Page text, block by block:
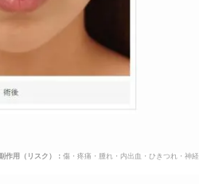
作用（リスク）： 傷・疼痛・腫れ・内出血・ひきつれ・神経